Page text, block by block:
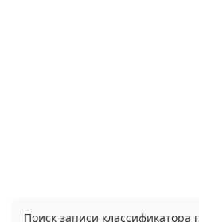
Поиск записи классификатора